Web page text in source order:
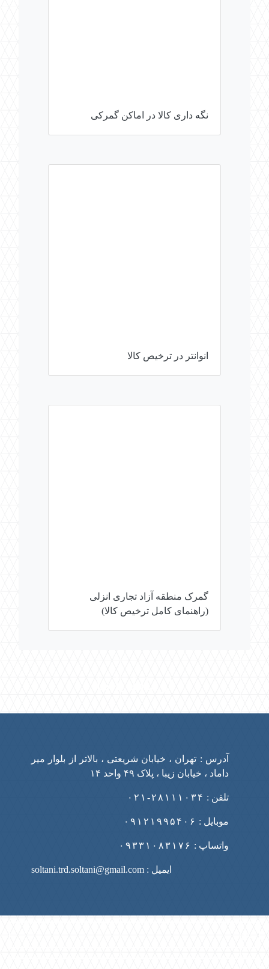
نگه داری کالا در اماکن گمرکی
انوانتر در ترخیص کالا
گمرک منطقه آزاد تجاری انزلی
(راهنمای کامل ترخیص کالا)
آدرس : تهران ، خیابان شریعتی ، بالاتر از بلوار میر
داماد ، خیابان زیبا ، پلاک ۴۹ واحد ۱۴
تلفن : ۲۸۱۱۱۰۳۴-۰۲۱
موبایل : ۰۹۱۲۱۹۹۵۴۰۶
واتساپ : ۰۹۳۳۱۰۸۳۱۷۶
ایمیل : soltani.trd.soltani@gmail.com